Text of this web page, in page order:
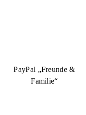
PayPal „Freunde &
Familie“